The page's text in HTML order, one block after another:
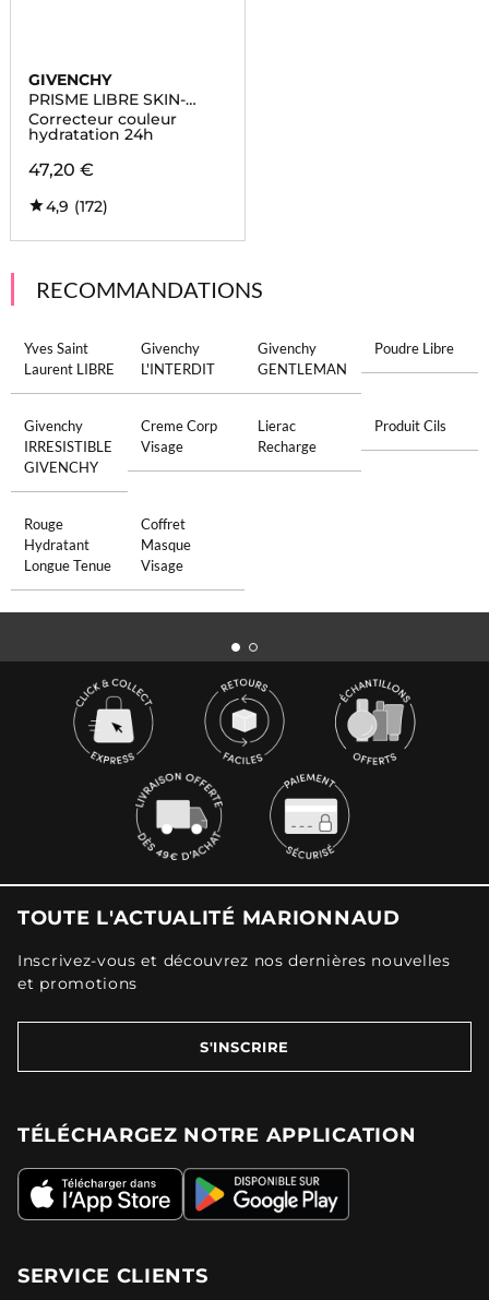
GIVENCHY
PRISME LIBRE SKIN-
CARING CORRECTOR
Correcteur couleur
hydratation 24h
47,20 €
4,9 (172)
RECOMMANDATIONS
Yves Saint
Laurent LIBRE
Givenchy
L'INTERDIT
Givenchy
GENTLEMAN
Poudre Libre
Givenchy
IRRESISTIBLE
GIVENCHY
Creme Corp
Visage
Lierac
Recharge
Produit Cils
Rouge
Hydratant
Longue Tenue
Coffret
Masque
Visage
TOUTE L'ACTUALITÉ MARIONNAUD
Inscrivez-vous et découvrez nos dernières nouvelles
et promotions
S'INSCRIRE
TÉLÉCHARGEZ NOTRE APPLICATION
SERVICE CLIENTS